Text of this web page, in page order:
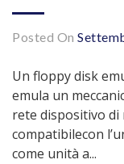
Posted On
Un floppy disk
emula un
rete dispositivo di
compatibilecon
come unità a...